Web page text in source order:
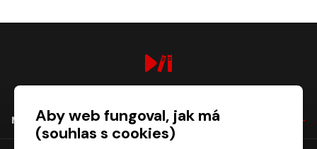
NÁKUPAby web fungoval, jak má
(souhlas s cookies)